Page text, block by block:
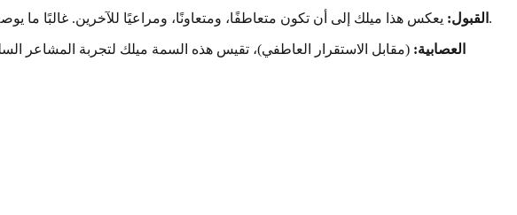
القبول: يعكس هذا ميلك إلى أن تكون متعاطفًا، ومتعاونًا، ومراعيًا للآخرين. غالبًا ما يوصف أصحاب الدرجات العالية بأنهم دافئون وواثقون، بينما قد يكون أصحاب الدرجات المنخفضة أكثر تنافسية وتشككًا.
العصابية: (مقابل الاستقرار العاطفي)، تقيس هذه السمة ميلك لتجربة المشاعر